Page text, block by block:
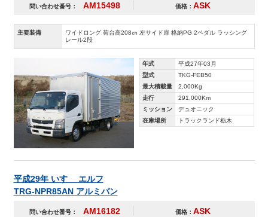
問い合わせ番号： AM15498 価格： ASK
主要装備
ワイドロング 荷台高208㎝ 左サイド扉 格納PG 2ペダル ラッシング
レール2段
年式
平成27年03月
型式
TKG-FEB50
最大積載量
2,000Kg
走行
291,000Km
ミッション
デュオニック
在庫場所
トラックランド栃木
平成29年 いすゞ エルフ
TRG-NPR85AN アルミバン
問い合わせ番号： AM16182 価格： ASK